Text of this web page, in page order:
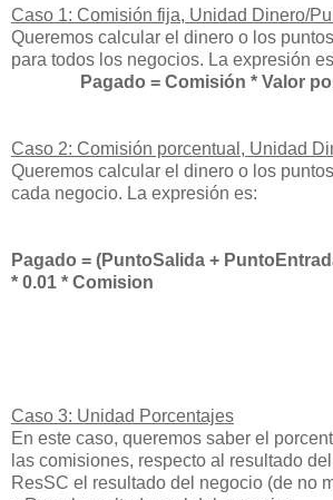
Caso 1: Comisión fija, Unidad Dinero/
Queremos calcular el dinero o los
para todos los negocios. La expresión
Pagado = Comisión * Valor
Caso 2: Comisión porcentual, Unidad
Queremos calcular el dinero o los
cada negocio. La expresión es:
Pagado = (PuntoSalida +
* 0.01 * Comision
Caso 3: Unidad Porcentajes
En este caso, queremos saber el
las comisiones, respecto al resultado
ResSC el resultado del negocio (de no